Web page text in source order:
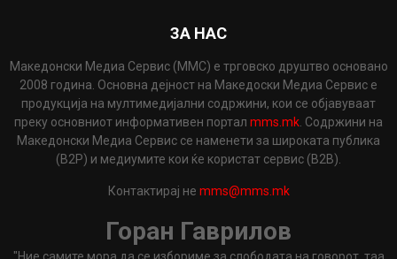
ЗА НАС
Македонски Медиа Сервис (ММС) е трговско друштво основано
2008 година. Основна дејност на Македоски Медиа Сервис е
продукција на мултимедијални содржини, кои се објавуваат
преку основниот информативен портал mms.mk . Содржини на
Македонски Медиа Сервис се наменети за широката публика
(B2P) и медиумите кои ќе користат сервис (B2B).
Контактирај не mms@mms.mk
Горан Гаврилов
"Ние самите мора да се избориме за слободата на говорот, таа